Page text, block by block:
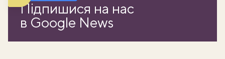
Підпишися на нас
в Google News